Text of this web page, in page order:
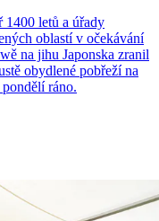
1400 letů a úřady
oblastí v očekávání
na jihu Japonska zranil
obydlené pobřeží na
ráno.